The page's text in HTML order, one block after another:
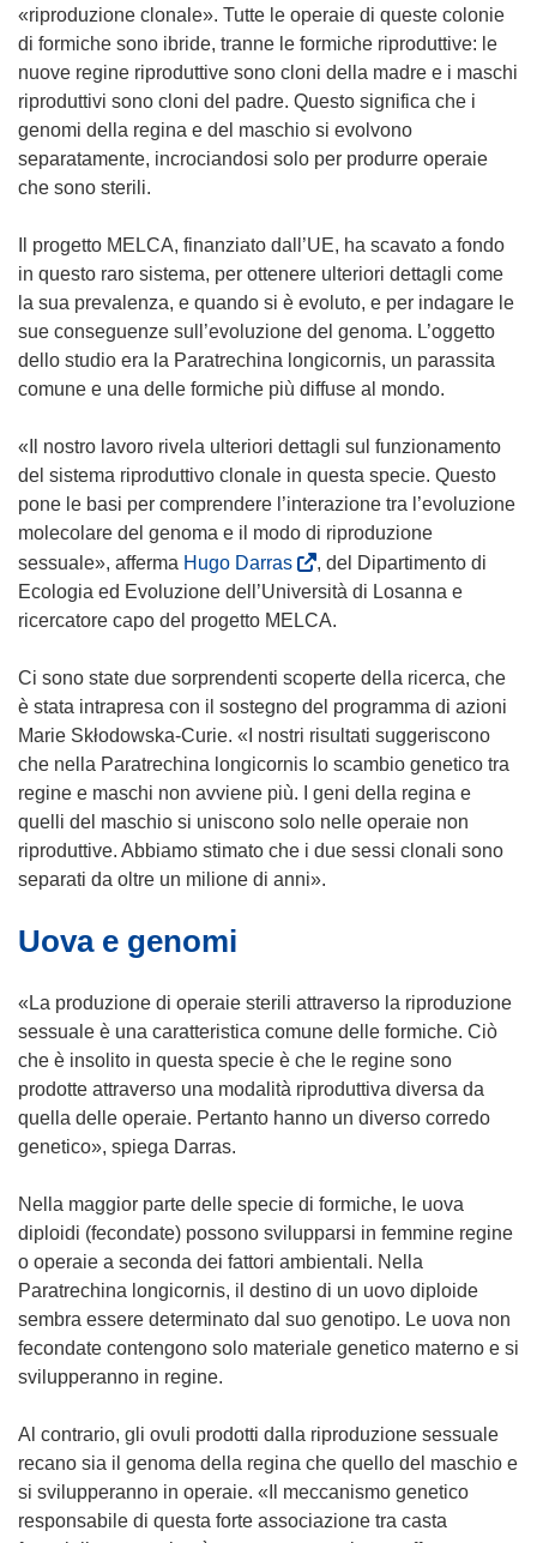
r
e
i
n
u
n
u
o
v
a
f
i
e
s
t
r
a
)
«riproduzione clonale». Tutte le operaie di queste colonie
di formiche sono ibride, tranne le formiche riproduttive: le
nuove regine riproduttive sono cloni della madre e i maschi
riproduttivi sono cloni del padre. Questo significa che i
genomi della regina e del maschio si evolvono
separatamente, incrociandosi solo per produrre operaie
che sono sterili.
Il progetto MELCA, finanziato dall’UE, ha scavato a fondo
in questo raro sistema, per ottenere ulteriori dettagli come
la sua prevalenza, e quando si è evoluto, e per indagare le
sue conseguenze sull’evoluzione del genoma. L’oggetto
dello studio era la Paratrechina longicornis, un parassita
comune e una delle formiche più diffuse al mondo.
«Il nostro lavoro rivela ulteriori dettagli sul funzionamento
del sistema riproduttivo clonale in questa specie. Questo
pone le basi per comprendere l’interazione tra l’evoluzione
molecolare del genoma e il modo di riproduzione
sessuale», afferma Hugo Darras(
s
i
p
r
e
i
n
u
n
a
, del Dipartimento di
Ecologia ed Evoluzione dell’Università di Losanna e
ricercatore capo del progetto MELCA.
Ci sono state due sorprendenti scoperte della ricerca, che
è stata intrapresa con il sostegno del programma di azioni
Marie Skłodowska-Curie. «I nostri risultati suggeriscono
che nella Paratrechina longicornis lo scambio genetico tra
regine e maschi non avviene più. I geni della regina e
quelli del maschio si uniscono solo nelle operaie non
riproduttive. Abbiamo stimato che i due sessi clonali sono
separati da oltre un milione di anni».
Uova e genomi
«La produzione di operaie sterili attraverso la riproduzione
sessuale è una caratteristica comune delle formiche. Ciò
che è insolito in questa specie è che le regine sono
prodotte attraverso una modalità riproduttiva diversa da
quella delle operaie. Pertanto hanno un diverso corredo
genetico», spiega Darras.
Nella maggior parte delle specie di formiche, le uova
diploidi (fecondate) possono svilupparsi in femmine regine
o operaie a seconda dei fattori ambientali. Nella
Paratrechina longicornis, il destino di un uovo diploide
sembra essere determinato dal suo genotipo. Le uova non
fecondate contengono solo materiale genetico materno e si
svilupperanno in regine.
Al contrario, gli ovuli prodotti dalla riproduzione sessuale
recano sia il genoma della regina che quello del maschio e
si svilupperanno in operaie. «Il meccanismo genetico
responsabile di questa forte associazione tra casta